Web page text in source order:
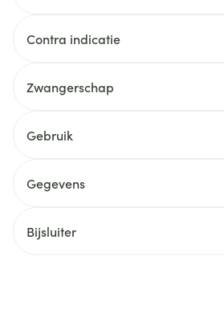
Contra indicatie
Zwangerschap
Gebruik
Gegevens
Bijsluiter